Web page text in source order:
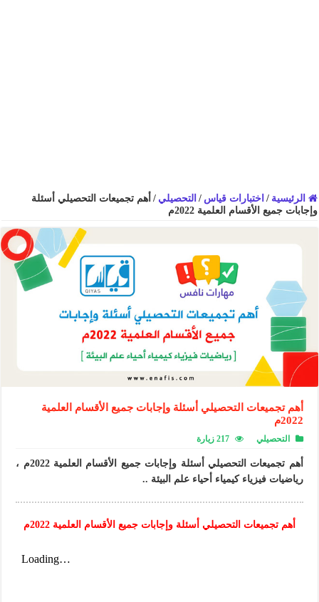
الرئيسية / اختبارات قياس / التحصيلي / أهم تجميعات التحصيلي أسئلة
وإجابات جميع الأقسام العلمية 2022م
أهم تجميعات التحصيلي أسئلة وإجابات جميع الأقسام العلمية
2022م
التحصيلي 217 زيارة
أهم تجميعات التحصيلي أسئلة وإجابات جميع الأقسام العلمية 2022م ،
رياضيات فيزياء كيمياء أحياء علم البيئة ..
أهم تجميعات التحصيلي أسئلة وإجابات جميع الأقسام العلمية 2022م